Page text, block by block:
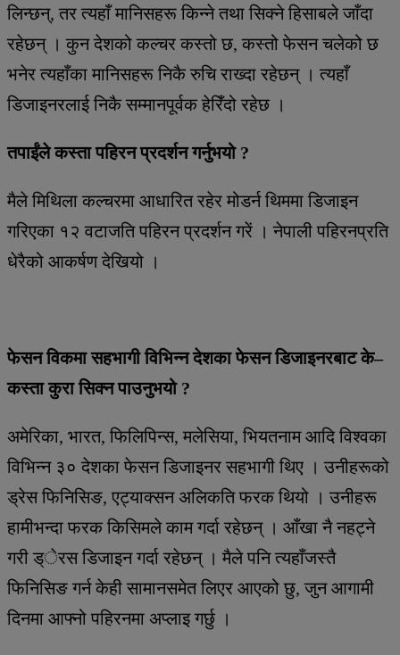
लिन्छन्, तर त्यहाँ मानिसहरू किन्ने तथा सिक्ने हिसाबले जाँदा
रहेछन् । कुन देशको कल्चर कस्तो छ, कस्तो फेसन चलेको छ
भनेर त्यहाँका मानिसहरू निकै रुचि राख्दा रहेछन् । त्यहाँ
डिजाइनरलाई निकै सम्मानपूर्वक हेरिँदो रहेछ ।
तपाईंले कस्ता पहिरन प्रदर्शन गर्नुभयो ?
मैले मिथिला कल्चरमा आधारित रहेर मोडर्न थिममा डिजाइन
गरिएका १२ वटाजति पहिरन प्रदर्शन गरें । नेपाली पहिरनप्रति
धेरैको आकर्षण देखियो ।
फेसन विकमा सहभागी विभिन्न देशका फेसन डिजाइनरबाट के–
कस्ता कुरा सिक्न पाउनुभयो ?
अमेरिका, भारत, फिलिपिन्स, मलेसिया, भियतनाम आदि विश्वका
विभिन्न ३० देशका फेसन डिजाइनर सहभागी थिए । उनीहरूको
ड्रेस फिनिसिङ, एट्याक्सन अलिकति फरक थियो । उनीहरू
हामीभन्दा फरक किसिमले काम गर्दा रहेछन् । आँखा नै नहट्ने
गरी ड्ेरस डिजाइन गर्दा रहेछन् । मैले पनि त्यहाँजस्तै
फिनिसिङ गर्न केही सामानसमेत लिएर आएको छु, जुन आगामी
दिनमा आफ्नो पहिरनमा अप्लाइ गर्छु ।